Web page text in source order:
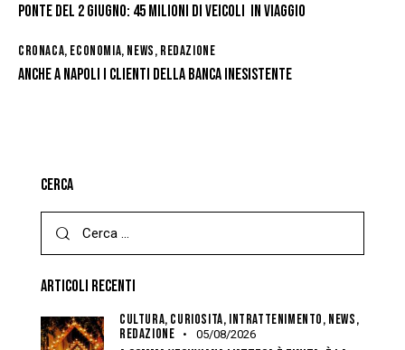
PONTE DEL 2 GIUGNO: 45 MILIONI DI VEICOLI IN VIAGGIO
CRONACA, ECONOMIA, NEWS, REDAZIONE
ANCHE A NAPOLI I CLIENTI DELLA BANCA INESISTENTE
CERCA
ARTICOLI RECENTI
CULTURA, CURIOSITÀ, INTRATTENIMENTO, NEWS,
REDAZIONE
05/08/2026